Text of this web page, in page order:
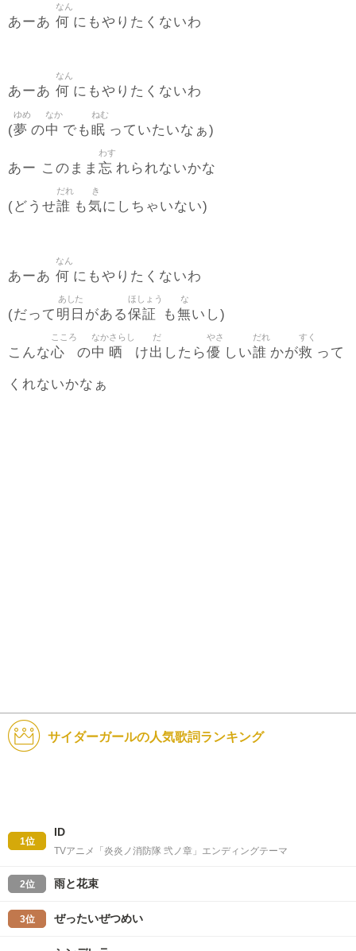
あーあ 何
なん
にもやりたくないわ
あーあ 何
なん
にもやりたくないわ
(夢
ゆめ
の中
なか
でも眠
ねむ
っていたいなぁ)
あー このまま 忘
わす
れられないかな
(どうせ誰
だれ
も気
き
にしちゃいない)
あーあ 何
なん
にもやりたくないわ
(だって 明日
あした
がある保証
ほしょう
も無
な
いし)
こんな心
こころ
の中
なか
晒
さらし
け出
だ
したら優
やさ
しい誰
だれ
かが救
すく
って
くれないかなぁ
サイダーガールの人気歌詞ランキング
1位
ID
TVアニメ「炎炎ノ消防隊 弐ノ章」エンディングテーマ
2位 雨と花束
3位 ぜったいぜつめい